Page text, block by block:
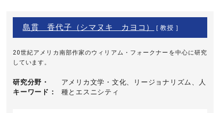
島貫 香代子（シマヌキ カヨコ） [ 教授 ]
20世紀アメリカ南部作家のウィリアム・フォークナーを中心に研究
しています。
研究分野・
キーワード
アメリカ文学・文化、リージョナリズム、人
種とエスニシティ